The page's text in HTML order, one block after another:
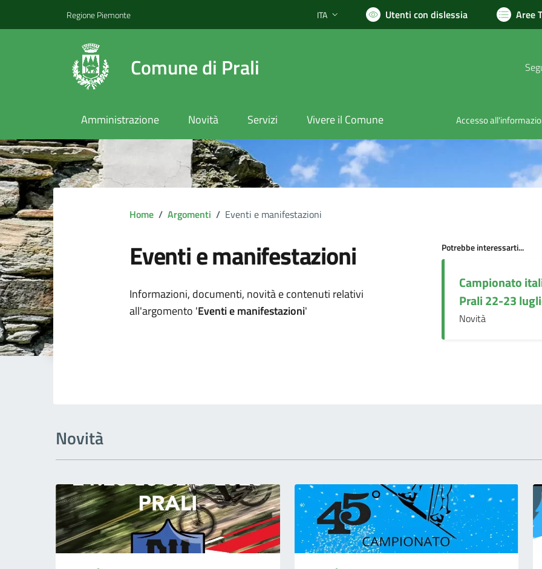
Regione Piemonte Lingua attiva:
ITA Utenti con dislessia Aree
Comune di Prali
Amministrazione Novità Servizi Vivere il Comune Accesso
Home / Argomenti / Eventi e manifestazioni
Eventi e manifestazioni
Dettagli argomento
Informazioni, documenti, novità e contenuti relativi
all'argomento 'Eventi e manifestazioni'
Potrebbe interessarti...
Campionato
Prali 22-23
Novità
Novità